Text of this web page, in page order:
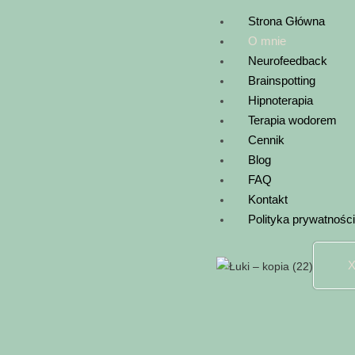
Strona Główna
O mnie
Neurofeedback
Brainspotting
Hipnoterapia
Terapia wodorem
Cennik
Blog
FAQ
Kontakt
Polityka prywatności
X